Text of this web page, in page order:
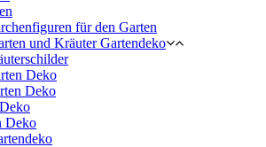
für den Garten
und Kräuter Gartendeko
Deko
Deko
Deko